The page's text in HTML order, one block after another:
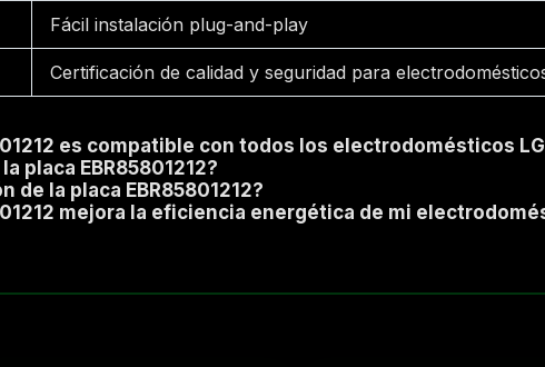
Fácil instalación plug-and-play
Certificación de calidad y seguridad para
es compatible con todos los electrodomésticos
placa EBR85801212?
de la placa EBR85801212?
mejora la eficiencia energética de mi